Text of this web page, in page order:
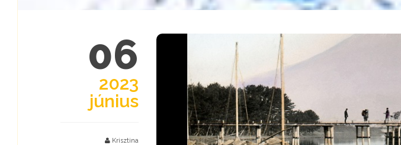
06
2023
június
Krisztina